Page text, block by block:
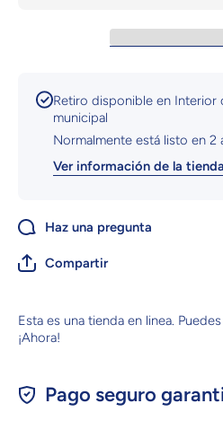
Retiro disponible en Interior
municipal
Normalmente está listo en 2
Ver información de la tienda
Haz una pregunta
Compartir
Esta es una tienda en linea.
¡Ahora!
Pago seguro